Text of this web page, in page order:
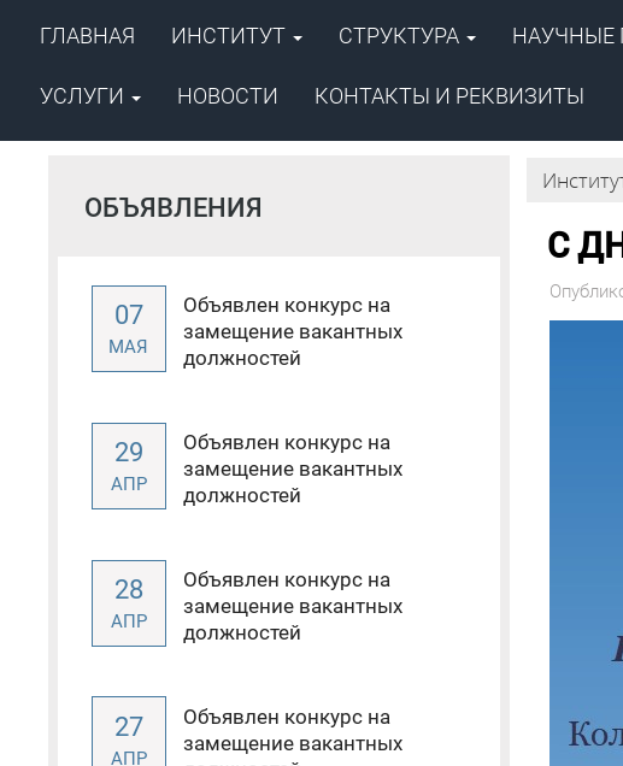
ФГБУН ФИЦ «Якутский научный центр
Институт проблем нефти и газа
ГЛАВНАЯ ИНСТИТУТ СТРУКТУРА НАУЧНЫЕ
УСЛУГИ НОВОСТИ КОНТАКТЫ И РЕКВИЗИТЫ
С
ОБЪЯВЛЕНИЯ
07
МАЯ
Объявлен конкурс на
замещение вакантных
должностей
29
АПР
Объявлен конкурс на
замещение вакантных
должностей
28
АПР
Объявлен конкурс на
замещение вакантных
должностей
27
АПР
Объявлен конкурс на
замещение вакантных